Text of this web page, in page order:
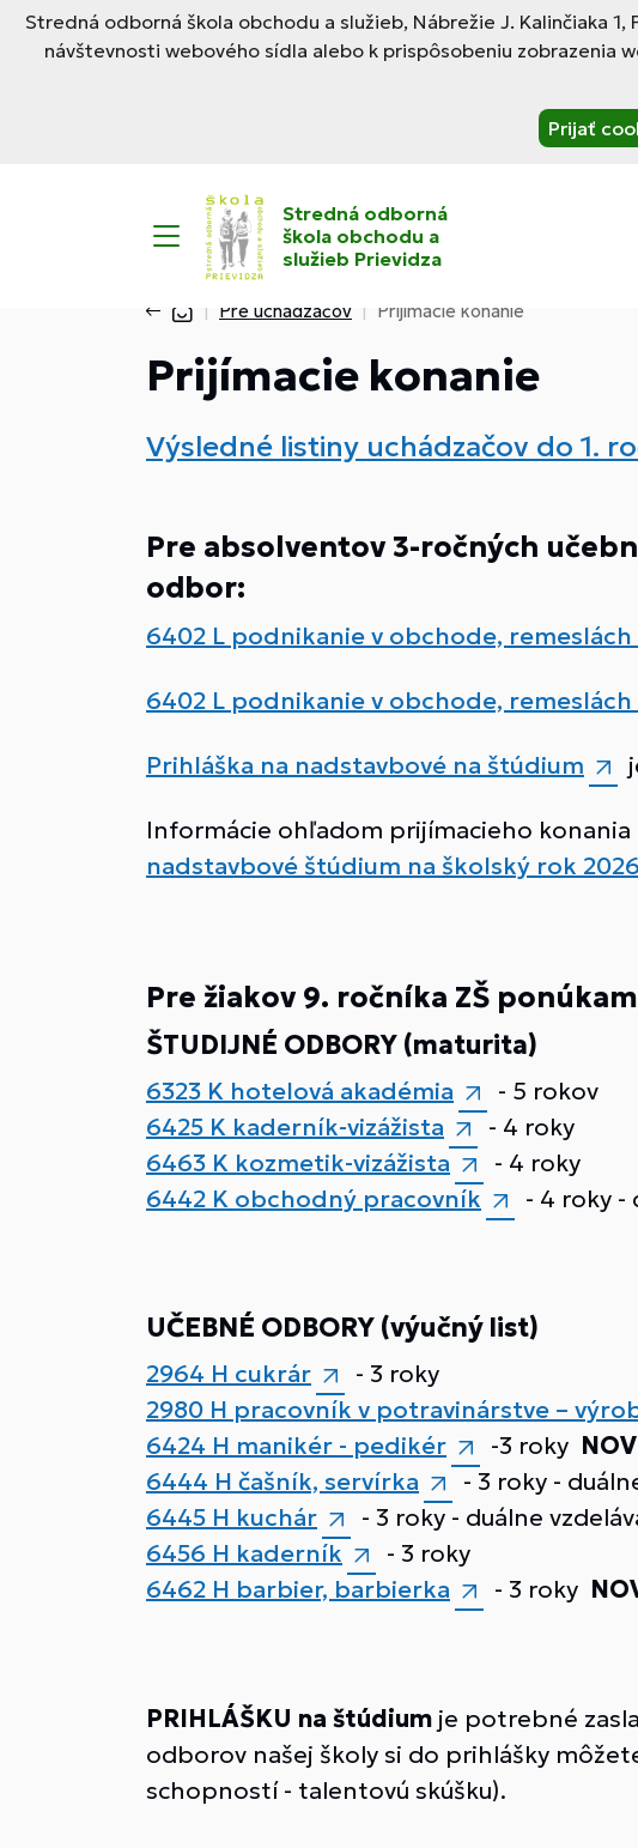
Stredná odborná škola obchodu a služieb, Nábrežie J. Kalinčiaka
návštevnosti webového sídla alebo k prispôsobeniu zobrazenia
Prijať
Stredná odborná
škola obchodu a
služieb Prievidza
Pre uchádzačov Prijímacie konanie
Prijímacie konanie
Výsledné listiny uchádzačov do 1.
Pre absolventov 3-ročných
odbor:
6402 L podnikanie v obchode, remeslách
6402 L podnikanie v obchode, remeslách
Prihláška na nadstavbové na štúdium
Informácie ohľadom prijímacieho
nadstavbové štúdium na školský rok
Pre žiakov 9. ročníka ZŠ
ŠTUDIJNÉ ODBORY (maturita)
6323 K hotelová akadémia
- 5 rokov
6425 K kaderník-vizážista
- 4 roky
6463 K kozmetik-vizážista
- 4 roky
6442 K obchodný pracovník
- 4 roky -
UČEBNÉ ODBORY (výučný list)
2964 H cukrár
- 3 roky
2980 H pracovník v potravinárstve –
6424 H manikér - pedikér
-3 roky
6444 H čašník, servírka
- 3 roky -
6445 H kuchár
- 3 roky - duálne
6456 H kaderník
- 3 roky
6462 H barbier, barbierka
- 3 roky
PRIHLÁŠKU na štúdium je potrebné
odborov našej školy si do prihlášky
schopností - talentovú skúšku).